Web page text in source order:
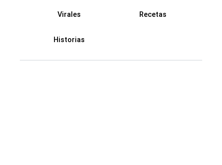
Virales Recetas
Historias